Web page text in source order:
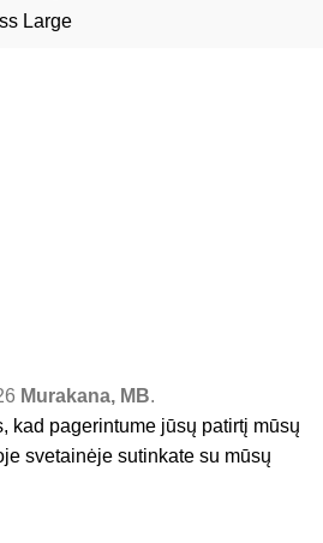
Murakana, MB.
kad pagerintume jūsų patirtį mūsų
svetainėje sutinkate su mūsų